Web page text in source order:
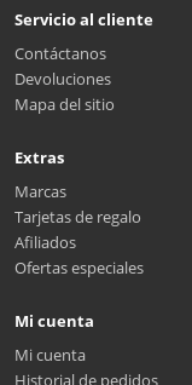
Servicio al cliente
Contáctanos
Devoluciones
Mapa del sitio
Extras
Marcas
Tarjetas de regalo
Afiliados
Ofertas especiales
Mi cuenta
Mi cuenta
Historial de pedidos